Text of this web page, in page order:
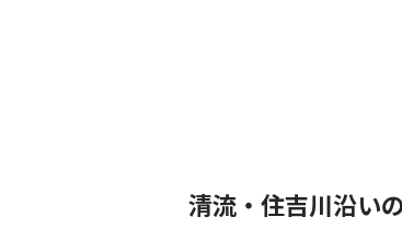
清流・住吉川沿い